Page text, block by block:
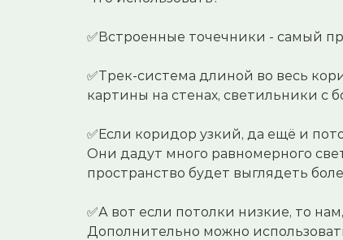
✅Встроенные точечники - самый
✅Трек-система длиной во весь
картины на стенах, светильники с
✅Если коридор узкий, да ещё и
Они дадут много равномерного
пространство будет выглядеть
✅А вот если потолки низкие, то
Дополнительно можно